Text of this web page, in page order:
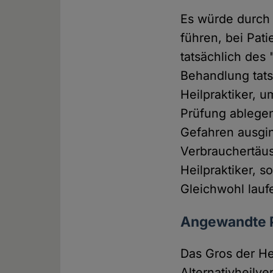
Es würde
führen, bei
tatsächlich des
Behandlung
Heilpraktiker,
Prüfung
Gefahren
Heilpraktiker,
Gleichwohl
Angewandte
Das Gros der